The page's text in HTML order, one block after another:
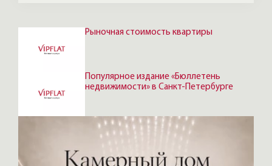
Рыночная стоимость квартиры
Популярное издание «Бюллетень
недвижимости» в Санкт-Петербурге